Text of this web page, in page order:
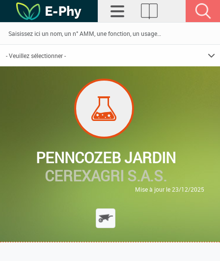
PENNCOZEB JARDIN
CEREXAGRI S.A.S.
Mise à jour le 23/12/2025